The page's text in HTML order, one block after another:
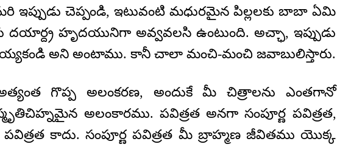
ఇప్పుడు చెప్పండి, ఇటువంటి మధురమైన పిల్లలకు బాబా ఏమి
హృదయునిగా అవ్వవలసి ఉంటుంది. అచ్ఛా, ఇప్పుడు
చెయ్యకండి అని అంటాము. కానీ చాలా మంచి-మంచి జవాబులిస్తారు.
గొప్ప అలంకరణ, అందుకే మీ చిత్రాలను ఎంతగానో
అలంకారము. పవిత్రత అనగా సంపూర్ణ పవిత్రత,
కాదు. సంపూర్ణ పవిత్రత మీ బ్రాహ్మణ జీవితము యొక్క